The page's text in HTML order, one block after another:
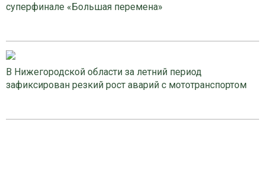
суперфинале «Большая перемена»
В Нижегородской области за летний период
зафиксирован резкий рост аварий с мототранспортом